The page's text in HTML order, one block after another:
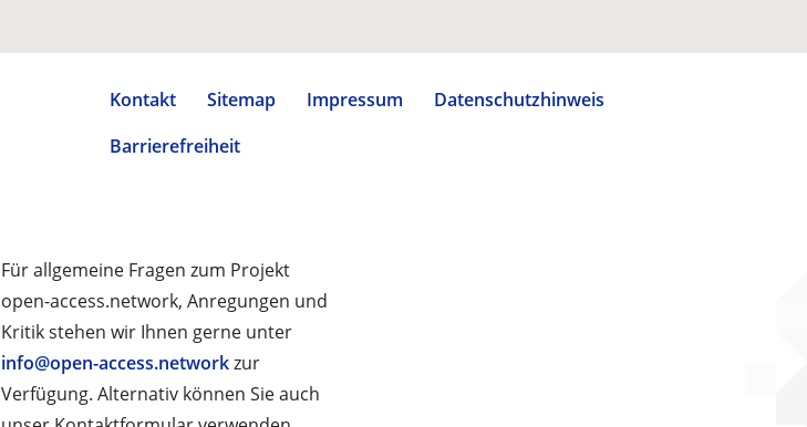
Kontakt Sitemap Impressum
Datenschutzhinweis
Barrierefreiheit
Für allgemeine Fragen zum Projekt
open-access.network, Anregungen und
Kritik stehen wir Ihnen gerne unter
info@open-access.networkzur
Verfügung. Alternativ können Sie auch